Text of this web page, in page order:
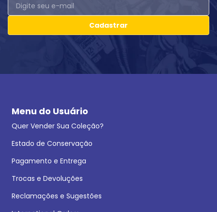
Cadastrar
Menu do Usuário
Quer Vender Sua Coleção?
Estado de Conservação
Pagamento e Entrega
Trocas e Devoluções
Reclamações e Sugestões